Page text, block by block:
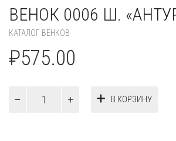
ВЕНОК 0006 Ш.
КАТАЛОГ ВЕНКОВ
₽575.00
В КОРЗИНУ